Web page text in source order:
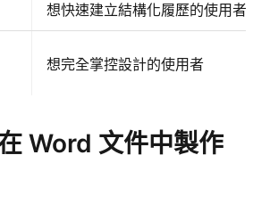
想快速建立結構化履歷的使用者
想完全掌控設計的使用者
Word 文件中製作